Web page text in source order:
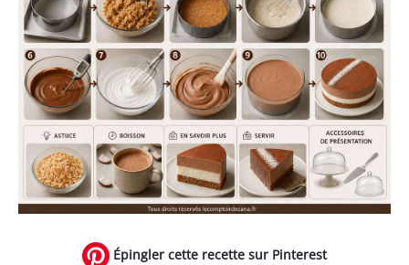
Épingler cette recette sur Pinterest